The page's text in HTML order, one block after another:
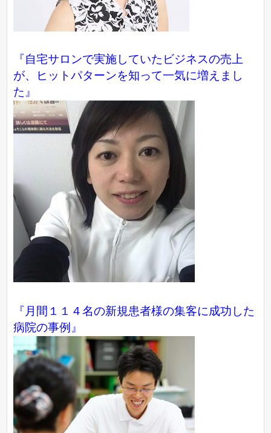
『自宅サロンで実施していたビジネスの売上
が、ヒットパターンを知って一気に増えまし
た』
『月間１１４名の新規患者様の集客に成功した
病院の事例』